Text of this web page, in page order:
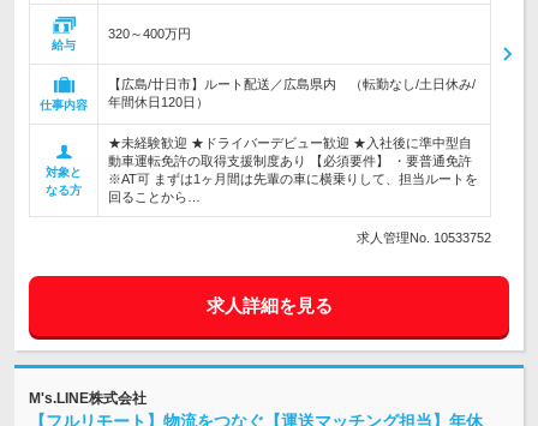
給与
320～400万円
仕事内容
【広島/廿日市】ルート配送／広島県内 （転勤なし/土日休み/
年間休日120日）
対象と
なる方
★未経験歓迎 ★ドライバーデビュー歓迎 ★入社後に準中型自
動車運転免許の取得支援制度あり 【必須要件】 ・要普通免許
※AT可 まずは1ヶ月間は先輩の車に横乗りして、担当ルートを
回ることから…
求人管理No. 10533752
求人詳細を見る
M's.LINE株式会社
【フルリモート】物流をつなぐ【運送マッチング担当】年休